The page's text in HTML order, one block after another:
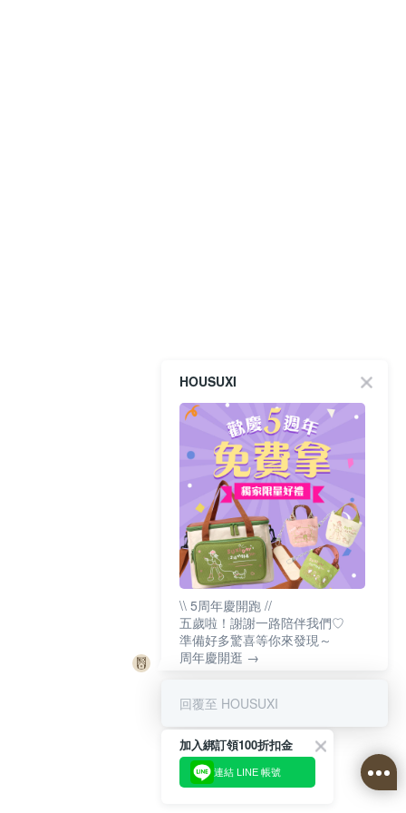
HOUSUXI
\\ 5周年慶開跑 //
五歲啦！謝謝一路陪伴我們♡
準備好多驚喜等你來發現～
周年慶開逛 →
回覆至 HOUSUXI
加入綁訂領100折扣金
連結 LINE 帳號